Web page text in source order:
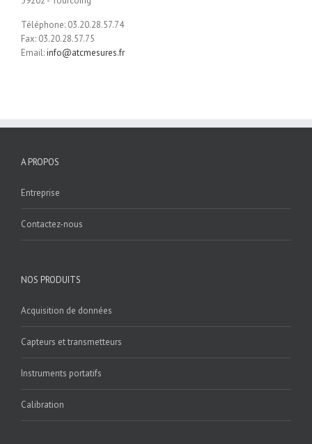
Téléphone: 03.20.28.57.74
Fax: 03.20.28.57.75
Email:info@atcmesures.fr
A PROPOS
Entreprise
Contactez-nous
NOS PRODUITS
Acquisition de données
Capteurs et transmetteurs
Instruments portatifs
Calibration